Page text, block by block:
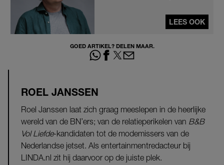
LEES OOK
GOED ARTIKEL? DELEN MAAR.
ROEL JANSSEN
Roel Janssen laat zich graag meeslepen in de heerlijke
wereld van de BN’ers; van de relatieperikelen van B&B
Vol Liefde-kandidaten tot de modemissers van de
Nederlandse jetset. Als entertainmentredacteur bij
LINDA.nl zit hij daarvoor op de juiste plek.